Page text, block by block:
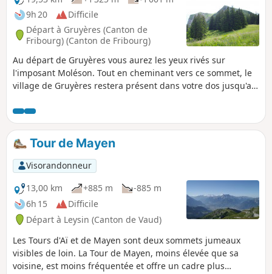
9h 20
Difficile
Départ à Gruyères (Canton de
Fribourg) (Canton de Fribourg)
Au départ de Gruyères vous aurez les yeux rivés sur
l'imposant Moléson. Tout en cheminant vers ce sommet, le
village de Gruyères restera présent dans votre dos jusqu'au
l'Alpenpanorama Weg, pour gravir le Moléson, point
culminant de ce trek. De retour sur le sentier n°3, au Villard
Dessus, vous rejoindrez les Paccots par une descente en
forêt.Tour de Mayen
Visorandonneur
13,00 km
+885 m
-885 m
6h 15
Difficile
Départ à Leysin (Canton de Vaud)
Les Tours d'Aï et de Mayen sont deux sommets jumeaux
visibles de loin. La Tour de Mayen, moins élevée que sa
voisine, est moins fréquentée et offre un cadre plus